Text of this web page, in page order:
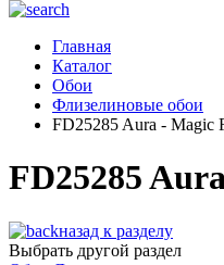
Главная
Каталог
Обои
Флизелиновые обои
FD25285 Aura - Magic
FD25285
назад к разделу
Выбрать другой раздел